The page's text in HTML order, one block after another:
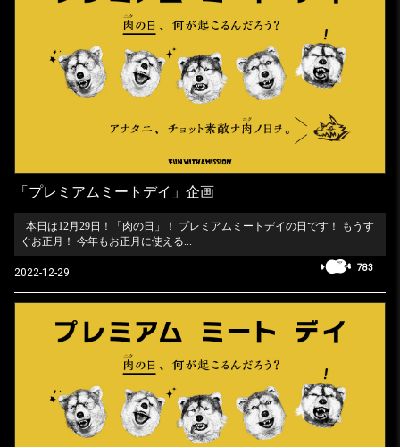
「プレミアムミートデイ」企画
本日は12月29日！「肉の日」！ プレミアムミートデイの日です！ もうす
ぐお正月！ 今年もお正月に使える...
2022-12-29 783